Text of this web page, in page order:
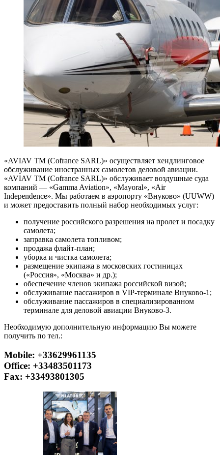
«AVIAV TM (Cofrance SARL)» осуществляет хендлинговое
обслуживание иностранных самолетов деловой авиации.
«AVIAV TM (Cofrance SARL)» обслуживает воздушные суда
компаний — «Gamma Aviation», «Mayoral», «Air
Independence». Мы работаем в аэропорту «Внуково» (UUWW)
и может предоставить полный набор необходимых услуг:
получение российского разрешения на пролет и посадку
самолета;
заправка самолета топливом;
продажа флайт-план;
уборка и чистка самолета;
размещение экипажа в московских гостиницах
(«Россия», «Москва» и др.);
обеспечение членов экипажа российской визой;
обслуживание пассажиров в VIP-терминале Внуково-1;
обслуживание пассажиров в специализированном
терминале для деловой авиации Внуково-3.
Необходимую дополнительную информацию Вы можете
получить по тел.:
Mobile: +33629961135
Office: +33483501173
Fax: +33493801305